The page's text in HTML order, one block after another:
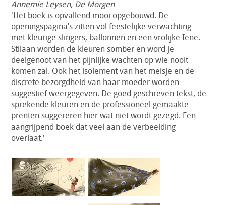
Annemie Leysen, De Morgen
'Het boek is opvallend mooi opgebouwd. De
openingspagina’s zitten vol feestelijke verwachting
met kleurige slingers, ballonnen en een vrolijke Iene.
Stilaan worden de kleuren somber en word je
deelgenoot van het pijnlijke wachten op wie nooit
komen zal. Ook het isolement van het meisje en de
discrete bezorgdheid van haar moeder worden
suggestief weergegeven. De goed geschreven tekst, de
sprekende kleuren en de professioneel gemaakte
prenten suggereren hier wat niet wordt gezegd. Een
aangrijpend boek dat veel aan de verbeelding
overlaat.'